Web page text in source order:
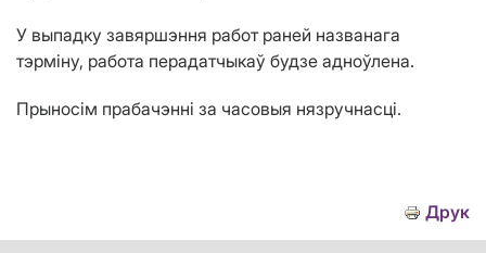
У выпадку завяршэння работ раней названага
тэрміну, работа перадатчыкаў будзе адноўлена.
Прыносім прабачэнні за часовыя нязручнасці.
Друк